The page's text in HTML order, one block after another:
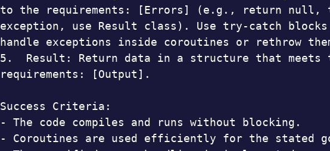
to the requirements: [Errors] (e.g., return null,
exception, use Result class). Use try-catch
handle exceptions inside coroutines or rethrow
5.  Result: Return data in a structure that meets
requirements: [Output].
Success Criteria:
- The code compiles and runs without blocking.
- Coroutines are used efficiently for the stated